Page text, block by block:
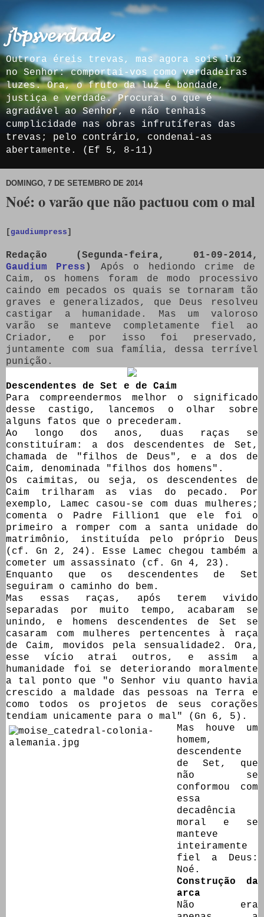
𝓳𝓫𝓹𝓼𝓿𝓮𝓻𝓭𝓪𝓭𝓮
Outrora éreis trevas, mas agora sois luz
no Senhor: comportai-vos como verdadeiras
luzes. Ora, o fruto da luz é bondade,
justiça e verdade. Procurai o que é
agradável ao Senhor, e não tenhais
cumplicidade nas obras infrutíferas das
trevas; pelo contrário, condenai-as
abertamente. (Ef 5, 8-11)
DOMINGO, 7 DE SETEMBRO DE 2014
Noé: o varão que não pactuou com o mal
[gaudiumpress ]
Redação (Segunda-feira, 01-09-2014,
Gaudium Press ) Após o hediondo crime de
Caim, os homens foram de modo processivo
caindo em pecados os quais se tornaram tão
graves e generalizados, que Deus resolveu
castigar a humanidade. Mas um valoroso
varão se manteve completamente fiel ao
Criador, e por isso foi preservado,
juntamente com sua família, dessa terrível
punição.
Descendentes de Set e de Caim
Para compreendermos melhor o significado
desse castigo, lancemos o olhar sobre
alguns fatos que o precederam.
Ao longo dos anos, duas raças se
constituíram: a dos descendentes de Set,
chamada de "filhos de Deus", e a dos de
Caim, denominada "filhos dos homens".
Os caimitas, ou seja, os descendentes de
Caim trilharam as vias do pecado. Por
exemplo, Lamec casou-se com duas mulheres;
comenta o Padre Fillion1 que ele foi o
primeiro a romper com a santa unidade do
matrimônio, instituída pelo próprio Deus
(cf. Gn 2, 24). Esse Lamec chegou também a
cometer um assassinato (cf. Gn 4, 23).
Enquanto que os descendentes de Set
seguiram o caminho do bem.
Mas essas raças, após terem vivido
separadas por muito tempo, acabaram se
unindo, e homens descendentes de Set se
casaram com mulheres pertencentes à raça
de Caim, movidos pela sensualidade2. Ora,
esse vício atrai outros, e assim a
humanidade foi se deteriorando moralmente
a tal ponto que "o Senhor viu quanto havia
crescido a maldade das pessoas na Terra e
como todos os projetos de seus corações
tendiam unicamente para o mal" (Gn 6, 5).
Mas houve um
homem,
descendente
de Set, que
não se
conformou com
essa
decadência
moral e se
manteve
inteiramente
fiel a Deus:
Noé.
Construção da
arca
Não era